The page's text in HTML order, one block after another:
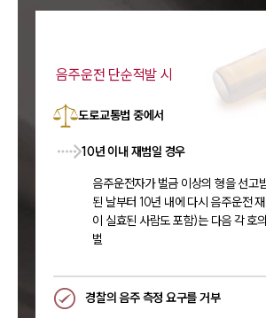
음주운전 단순적발 시
도로교통법 중에서
10년 이내 재범일 경우
음주운전자가 벌금 이상의 형을 선고
된 날부터 10년 내에 다시 음주운전
이 실효된 사람도 포함)는 다음 각 호
벌
경찰의 음주 측정 요구를 거부